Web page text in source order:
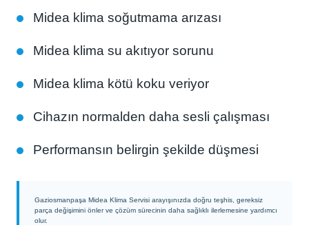
Midea klima soğutmama arızası
Midea klima su akıtıyor sorunu
Midea klima kötü koku veriyor
Cihazın normalden daha sesli çalışması
Performansın belirgin şekilde düşmesi
Gaziosmanpaşa Midea Klima Servisi arayışınızda doğru teşhis, gereksiz
parça değişimini önler ve çözüm sürecinin daha sağlıklı ilerlemesine yardımcı
olur.